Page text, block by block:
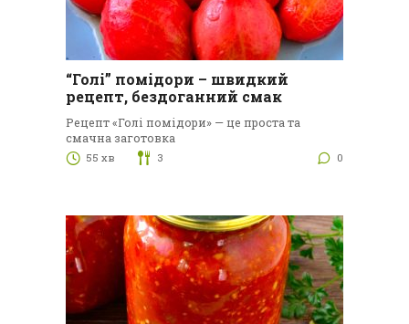
“Голі” помідори – швидкий
рецепт, бездоганний смак
Рецепт «Голі помідори» — це проста та
смачна заготовка
55 хв 3 0